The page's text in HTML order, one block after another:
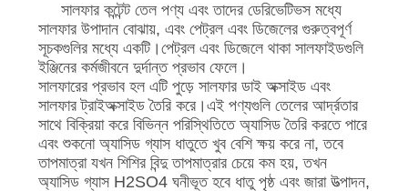
আবেদন
সাইট
ম্যাপ
PRIVACY
সালফার কন্টেন্ট তেল পণ্য এবং তাদের ডেরিভেটিভস মধ্যে
সালফার উপাদান বোঝায়, এবং পেট্রল এবং ডিজেলের গুরুত্বপূর্ণ
সূচকগুলির মধ্যে একটি।পেট্রল এবং ডিজেলে থাকা সালফাইডগুলি
ইঞ্জিনের কর্মজীবনে দুর্দান্ত প্রভাব ফেলে।
সালফারের প্রভাব হল এটি পুড়ে সালফার ডাই অক্সাইড এবং
সালফার ট্রাইঅক্সাইড তৈরি করে।এই পণ্যগুলি তেলের আর্দ্রতার
সাথে বিক্রিয়া করে বিভিন্ন পরিস্থিতিতে অ্যাসিড তৈরি করতে পারে
এবং শুকনো অ্যাসিড গ্যাস ধাতুতে খুব বেশি ক্ষয় করে না, তবে
তাপমাত্রা যখন শিশির বিন্দু তাপমাত্রার চেয়ে কম হয়, তখন
অ্যাসিড গ্যাস H2SO4 ঘনীভূত হবে ধাতু পৃষ্ঠ এবং জারা উত্পাদন,